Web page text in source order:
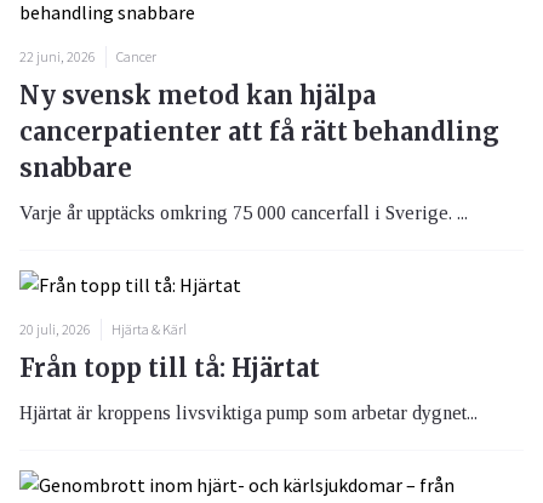
22 juni, 2026 Cancer
Ny svensk metod kan hjälpa
cancerpatienter att få rätt behandling
snabbare
Varje år upptäcks omkring 75 000 cancerfall i Sverige. ...
20 juli, 2026 Hjärta & Kärl
Från topp till tå: Hjärtat
Hjärtat är kroppens livsviktiga pump som arbetar dygnet...